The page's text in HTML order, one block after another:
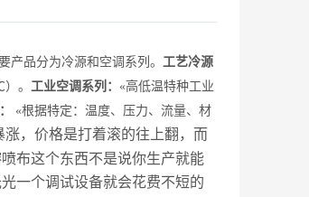
产品分为冷源和空调系列。 工艺冷源
）。 工业空调系列： «高低温特种工业
«根据特定：温度、压力、流量、材
，价格是打着滚的往上翻，而
布这个东西不是说你生产就能
一个调试设备就会花费不短的